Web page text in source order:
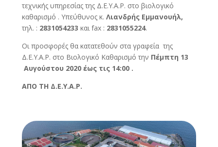
τεχνικής υπηρεσίας της Δ.Ε.Υ.Α.Ρ. στο βιολογικό
καθαρισμό . Υπεύθυνος κ. Λιανδρής Εμμανουήλ,
τηλ. : 2831054233 και fax : 2831055224.
Οι προσφορές θα κατατεθούν στα γραφεία της
Δ.Ε.Υ.Α.Ρ. στο Βιολογικό Καθαρισμό την Πέμπτη 13
Αυγούστου 2020 έως τις 14:00 .
ΑΠΟ ΤΗ Δ.Ε.Υ.Α.Ρ.